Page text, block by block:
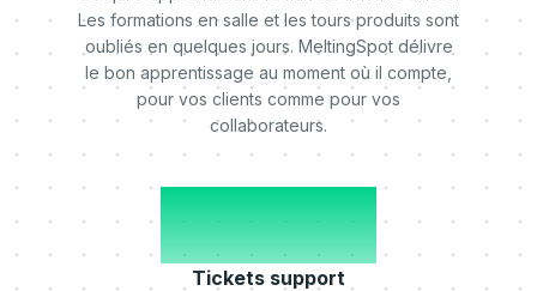
Les formations en salle et les tours produits sont
oubliés en quelques jours. MeltingSpot délivre
le bon apprentissage au moment où il compte,
pour vos clients comme pour vos
collaborateurs.
-50%
Tickets support